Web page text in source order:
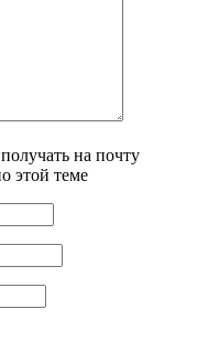
на почту
этой теме